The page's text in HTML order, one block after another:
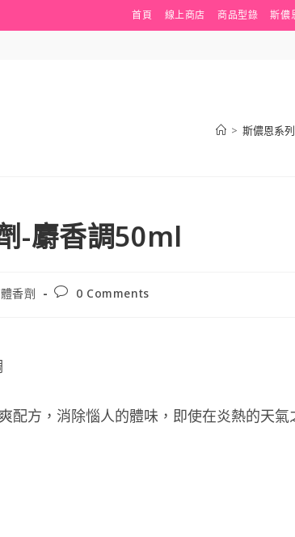
首頁 線上商店 商品型錄 斯儂
> 斯儂恩系
-麝香調50ml
香劑
Post0 Comments
配方，消除惱人的體味，即使在炎熱的天